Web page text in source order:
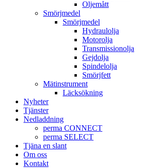
Oljemått
Smörjmedel
Smörjmedel
Hydraulolja
Motorolja
Transmissionolja
Gejdolja
Spindelolja
Smörjfett
Mätinstrument
Läcksökning
Nyheter
Tjänster
Nedladdning
perma CONNECT
perma SELECT
Tjäna en slant
Om oss
Kontakt